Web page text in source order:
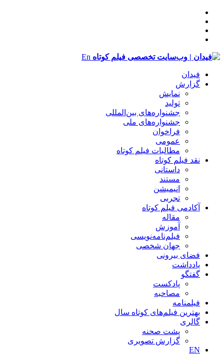
En
فیدان
گزارش
نمایش
تولید
‌‌جشنواره‌های بین‌المللی
جشنواره‌های ملی
فراخوان
عمومی
مطالبات فیلم کوتاه
نقد فیلم کوتاه
داستانی
مستند
انیمیشن
تجربی
آکادمی فیلم کوتاه
مقاله
آموزش
فیلم‌نامه‌نویسی
جهان شخصی
فضای بیرونی
یادداشت
گفتگو
پادکست
مصاحبه
فیلمنامه
بهترین فیلم‌های کوتاه سال
گالری
پشت صحنه
گزارش تصویری
EN